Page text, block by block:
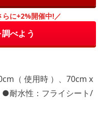
に+2%開催中!／
べよう
（ 使用時 ）、70cm x
耐水性：フライシート/